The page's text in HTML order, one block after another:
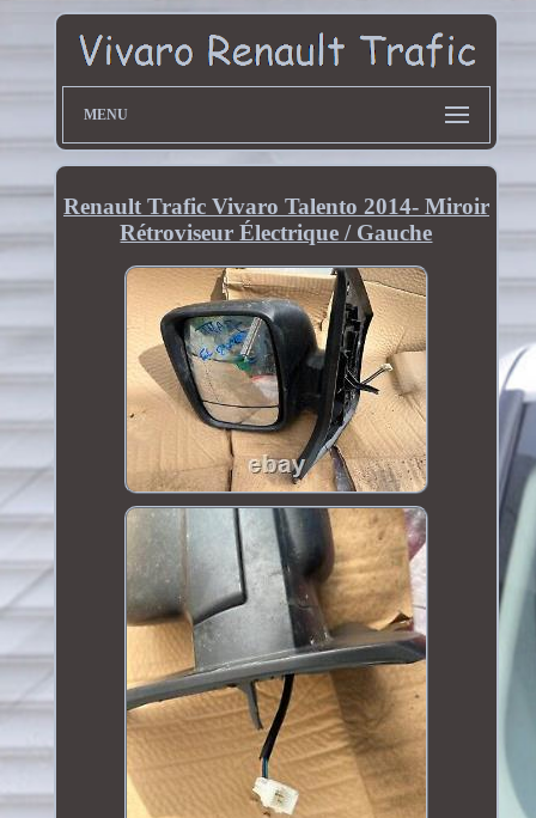
MENU
Renault Trafic Vivaro Talento 2014- Miroir
Rétroviseur Électrique / Gauche